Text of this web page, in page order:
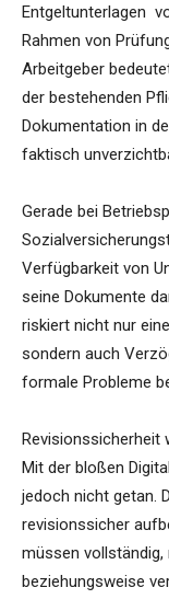
Entgeltunterlagen
Rahmen von
Arbeitgeber
der bestehenden
Dokumentation in
faktisch
Gerade bei
Verfügbarkeit von
seine Dokumente
riskiert nicht nur
sondern auch
formale Probleme
Revisionssicherheit
Mit der bloßen
jedoch nicht getan.
revisionssicher
müssen vollständig,
beziehungsweise